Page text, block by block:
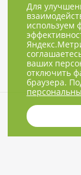
Для
используем
ваших
отключить
браузера.